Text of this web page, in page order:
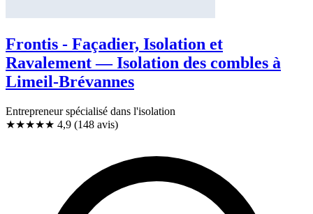
Frontis - Façadier, Isolation et
Ravalement — Isolation des combles à
Limeil-Brévannes
Entrepreneur spécialisé dans l'isolation
★★★★★ 4,9 (148 avis)